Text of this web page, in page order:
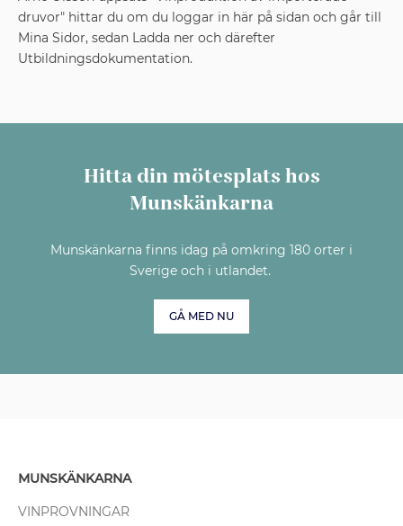
druvor" hittar du om du loggar in här på sidan och går till
Mina Sidor, sedan Ladda ner och därefter
Utbildningsdokumentation.
Hitta din mötesplats hos
Munskänkarna
Munskänkarna finns idag på omkring 180 orter i
Sverige och i utlandet.
GÅ MED NU
MUNSKÄNKARNA
VINPROVNINGAR